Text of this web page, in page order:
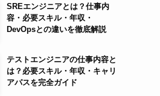
SREエンジニアとは？仕事内
容・必要スキル・年収・
DevOpsとの違いを徹底解説
テストエンジニアの仕事内容と
は？必要スキル・年収・キャリ
アパスを完全ガイド